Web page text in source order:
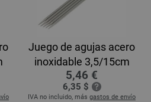
Juego de agujas acero
inoxidable 3,5/15cm
5,46 €
6,35 $
IVA no incluido, más gastos de envío